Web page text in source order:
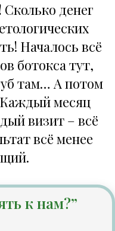
Сколько денег
Началось всё
ботокса тут,
там… А потом
месяц
визит – всё
всё менее
к нам?”